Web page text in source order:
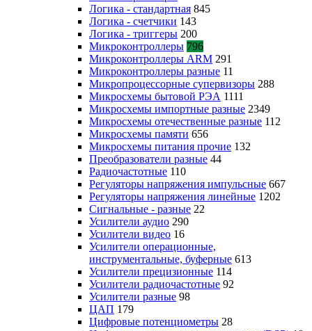
Логика - стандартная 845
Логика - счетчики 143
Логика - триггеры 200
Микроконтроллеры 796
Микроконтроллеры ARM 291
Микроконтроллеры разные 11
Микропроцессорные супервизоры 288
Микросхемы бытовой РЭА 1111
Микросхемы импортные разные 2349
Микросхемы отечественные разные 112
Микросхемы памяти 656
Микросхемы питания прочие 132
Преобразователи разные 44
Радиочастотные 110
Регуляторы напряжения импульсные 667
Регуляторы напряжения линейные 1202
Сигнальные - разные 22
Усилители аудио 290
Усилители видео 16
Усилители операционные,
инструментальные, буферные 613
Усилители прецизионные 114
Усилители радиочастотные 92
Усилители разные 98
ЦАП 179
Цифровые потенциометры 28